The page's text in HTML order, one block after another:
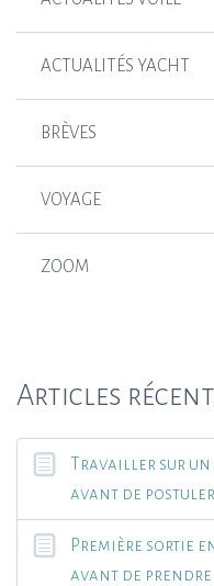
ACTUALITÉS YACHT
BRÈVES
VOYAGE
ZOOM
Articles
Travailler sur un
avant de postuler
Première sortie
avant de prendre